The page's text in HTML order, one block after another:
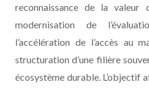
reconnaissance de la valeur
modernisation de
l’accélération de l’accès au
structuration d’une filière
écosystème durable. L’objectif